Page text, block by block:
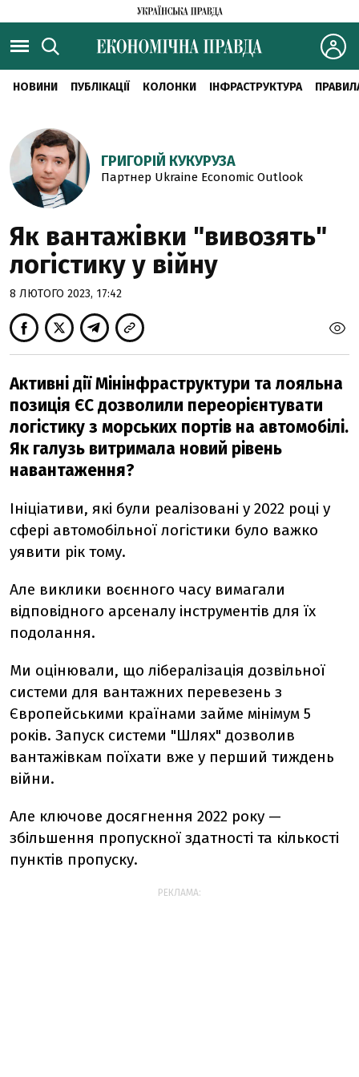
НОВИНИ ПУБЛІКАЦІЇ КОЛОНКИ ІНФРАСТРУКТУРА
ГРИГОРІЙ КУКУРУЗА
Партнер Ukraine Economic Outlook
Як вантажівки "вивозять"
логістику у війну
8 ЛЮТОГО 2023, 17:42
Активні дії Мінінфраструктури та лояльна
позиція ЄС дозволили переорієнтувати
логістику з морських портів на автомобілі.
Як галузь витримала новий рівень
навантаження?
Ініціативи, які були реалізовані у 2022 році у
сфері автомобільної логістики було важко
уявити рік тому.
Але виклики воєнного часу вимагали
відповідного арсеналу інструментів для їх
подолання.
Ми оцінювали, що лібералізація дозвільної
системи для вантажних перевезень з
Європейськими країнами займе мінімум 5
років. Запуск системи "Шлях" дозволив
вантажівкам поїхати вже у перший тиждень
війни.
Але ключове досягнення 2022 року —
збільшення пропускної здатності та кількості
пунктів пропуску.
РЕКЛАМА: